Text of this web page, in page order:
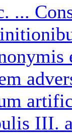
...
III.